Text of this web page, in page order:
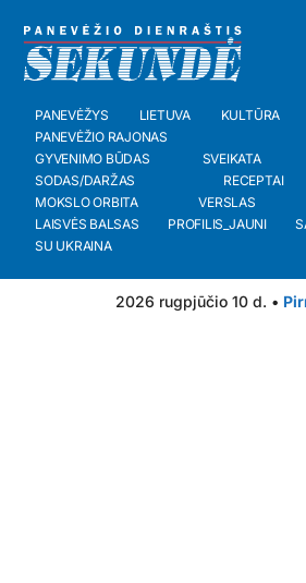
PANEVĖŽYS LIETUVA KULTŪRA
PANEVĖŽIO RAJONAS
GYVENIMO BŪDAS
SVEIKATA
SODAS/DARŽAS
RECEPTAI
MOKSLO ORBITA
VERSLAS
LAISVĖS BALSAS
PROFILIS_JAUNI
SU UKRAINA
2026 rugpjūčio 10 d. •